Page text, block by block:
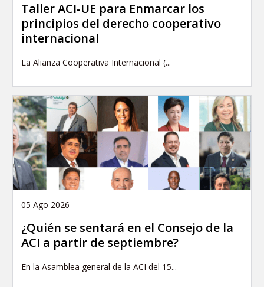
Taller ACI-UE para Enmarcar los
principios del derecho cooperativo
internacional
La Alianza Cooperativa Internacional (...
05 Ago 2026
¿Quién se sentará en el Consejo de la
ACI a partir de septiembre?
En la Asamblea general de la ACI del 15...